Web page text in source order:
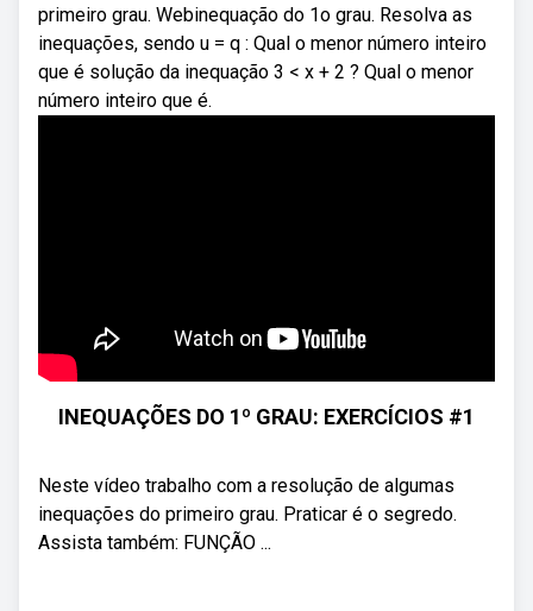
primeiro grau. Webinequação do 1o grau. Resolva as
inequações, sendo u = q : Qual o menor número inteiro
que é solução da inequação 3 < x + 2 ? Qual o menor
número inteiro que é.
INEQUAÇÕES DO 1º GRAU: EXERCÍCIOS #1
Neste vídeo trabalho com a resolução de algumas
inequações do primeiro grau. Praticar é o segredo.
Assista também: FUNÇÃO ...